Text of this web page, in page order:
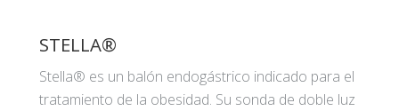
STELLA®
Stella® es un balón endogástrico indicado para el
tratamiento de la obesidad. Su sonda de doble luz